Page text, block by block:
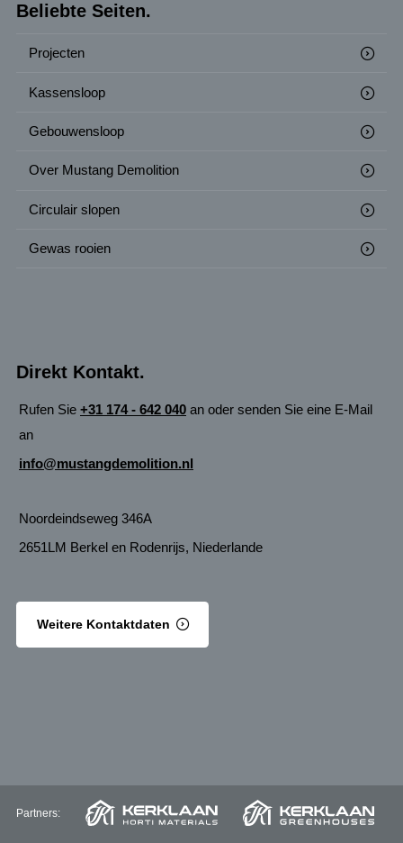
Beliebte Seiten.
Projecten
Kassensloop
Gebouwensloop
Over Mustang Demolition
Circulair slopen
Gewas rooien
Direkt Kontakt.
Rufen Sie +31 174 - 642 040 an oder senden Sie eine E-Mail
an
info@mustangdemolition.nl
Noordeindseweg 346A
2651LM Berkel en Rodenrijs, Niederlande
Weitere Kontaktdaten
Partners: